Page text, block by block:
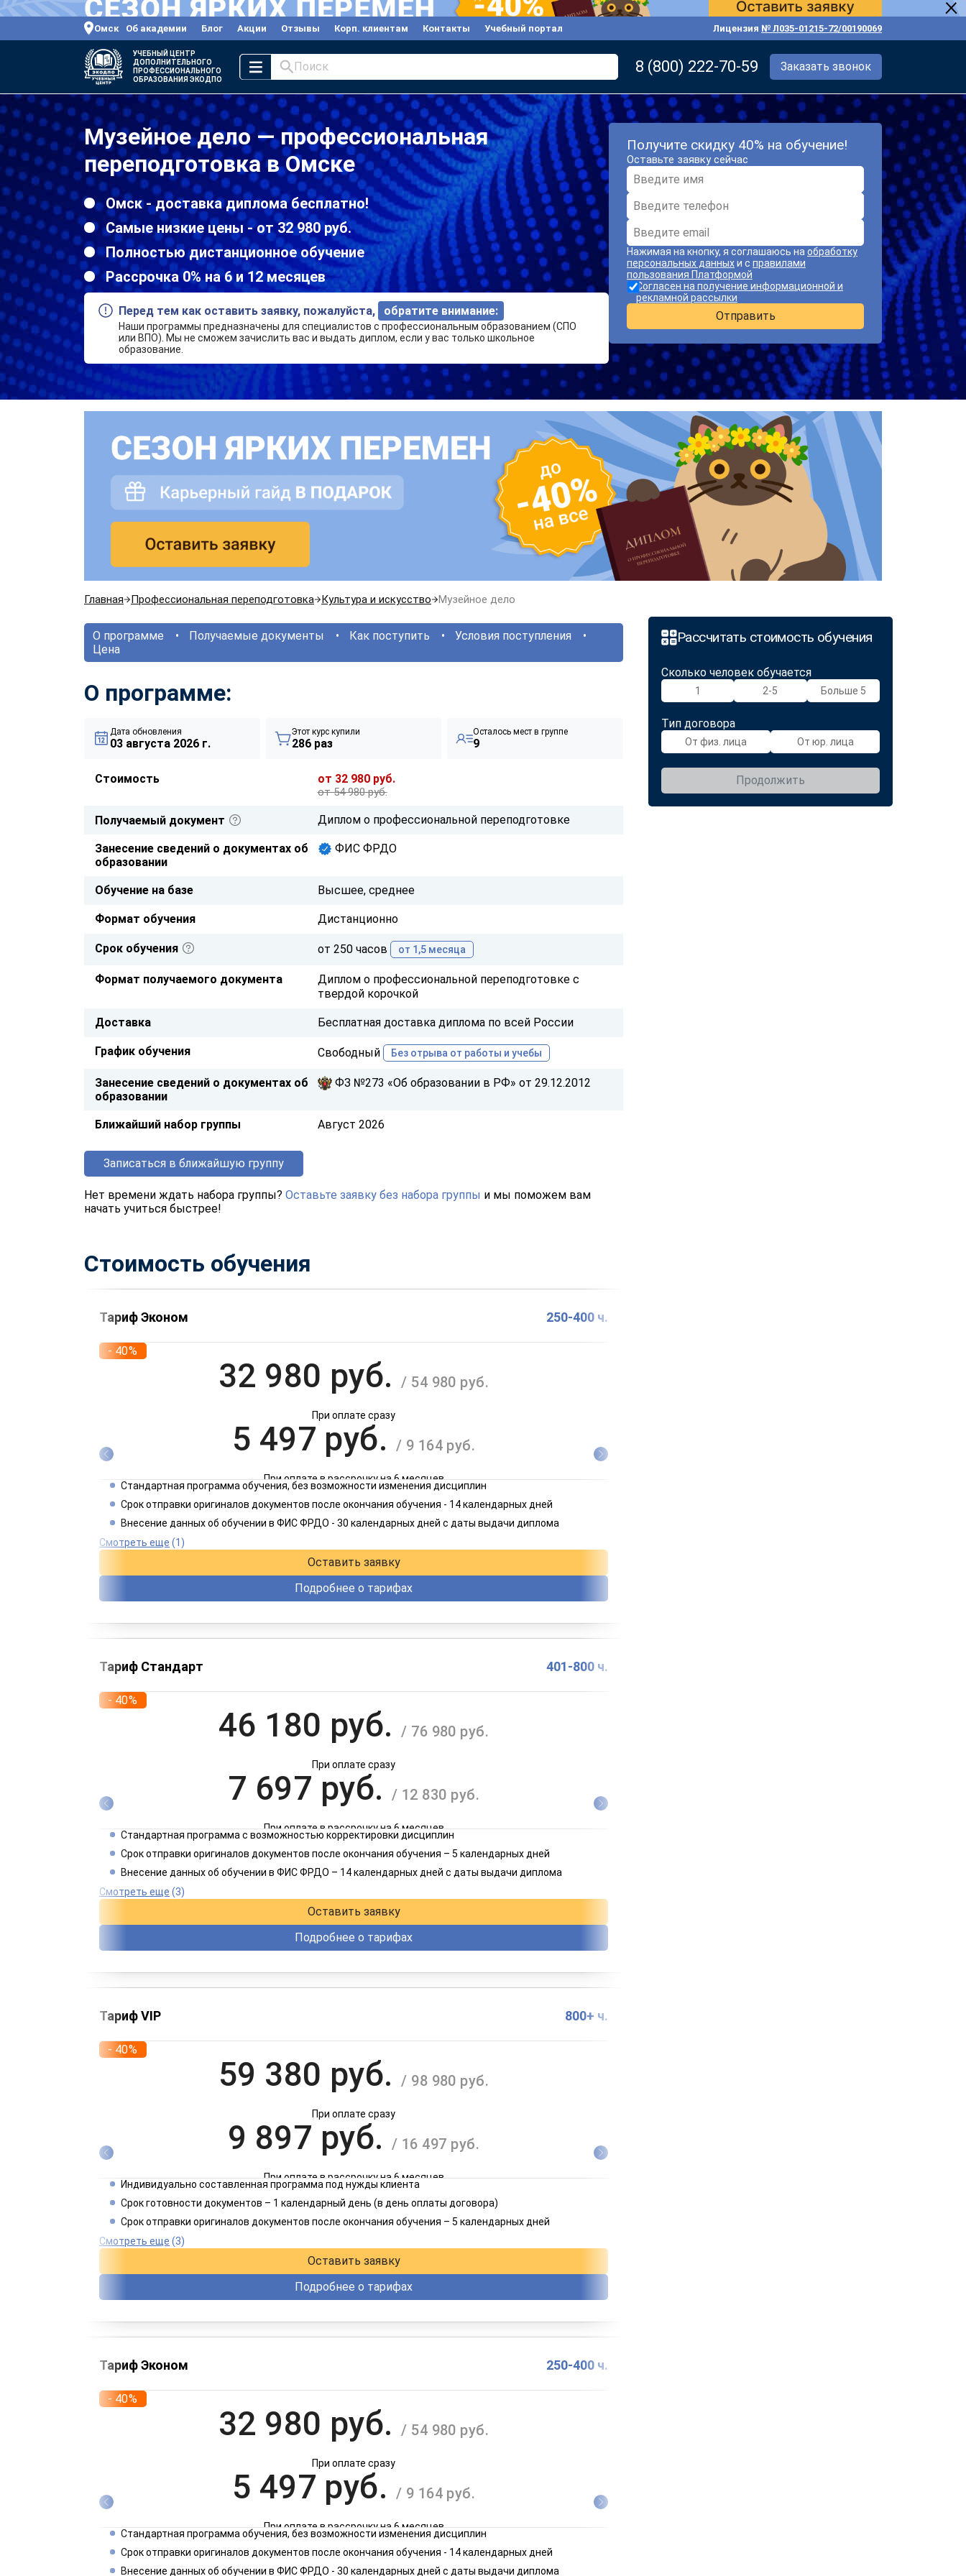
Омск Об академии Блог Акции Отзывы Корп. клиентам Контакты Учебный портал Лицензия № Л035-01215-72/00190069
УЧЕБНЫЙ ЦЕНТР
ДОПОЛНИТЕЛЬНОГО
ПРОФЕССИОНАЛЬНОГО
ОБРАЗОВАНИЯ ЭКОДПО
Поиск 8 (800) 222-70-59 Заказать звонок
Музейное дело — профессиональная
переподготовка в Омске
Омск - доставка диплома бесплатно!
Самые низкие цены - от 32 980 руб.
Полностью дистанционное обучение
Рассрочка 0% на 6 и 12 месяцев
Перед тем как оставить заявку, пожалуйста, обратите внимание:
Наши программы предназначены для специалистов с профессиональным образованием (СПО
или ВПО). Мы не сможем зачислить вас и выдать диплом, если у вас только школьное
образование.
Получите скидку 40% на обучение!
Оставьте заявку сейчас
Нажимая на кнопку, я соглашаюсь на обработку
персональных данныхи с правилами
пользования Платформой
Согласен на получение информационной и
рекламной рассылки
Отправить
Главная Профессиональная переподготовка Культура и искусство Музейное дело
Рассчитать стоимость обучения
Сколько человек обучается
1 2-5 Больше 5
Тип договора
От физ. лица От юр. лица
Продолжить
О программе Получаемые документы Как поступить
Условия поступления
Цена
О программе:
Дата обновления
03 августа 2026 г.
Этот курс купили
286 раз
Осталось мест в группе
9
Стоимость от 32 980 руб.
от 54 980 руб.
Получаемый документ Диплом о профессиональной переподготовке
Занесение сведений о документах об
образовании
ФИС ФРДО
Обучение на базе Высшее, среднее
Формат обучения Дистанционно
Срок обучения от 250 часов от 1,5 месяца
Формат получаемого документа
Диплом о профессиональной переподготовке с
твердой корочкой
Доставка Бесплатная доставка диплома по всей России
График обучения Свободный Без отрыва от работы и учебы
Занесение сведений о документах об
образовании
ФЗ №273 «Об образовании в РФ» от 29.12.2012
Ближайший набор группы Август 2026
Записаться в ближайшую группу
Нет времени ждать набора группы? Оставьте заявку без набора группы и мы поможем вам
начать учиться быстрее!
Стоимость обучения
Тариф Эконом 250-400 ч.
- 40%
32 980 руб./ 54 980 руб.
При оплате сразу
5 497 руб. / 9 164 руб.
При оплате в рассрочку на 6 месяцев
2 749 руб./ 4 582 руб.
Стандартная программа обучения, без возможности изменения дисциплин
Срок отправки оригиналов документов после окончания обучения - 14 календарных дней
Внесение данных об обучении в ФИС ФРДО - 30 календарных дней с даты выдачи диплома
Смотреть еще (1)
Оставить заявку
Подробнее о тарифах
Тариф Стандарт 401-800 ч.
- 40%
46 180 руб./ 76 980 руб.
При оплате сразу
7 697 руб./ 12 830 руб.
При оплате в рассрочку на 6 месяцев
3 849 руб./ 6 415 руб.
Стандартная программа с возможностью корректировки дисциплин
Срок отправки оригиналов документов после окончания обучения – 5 календарных дней
Внесение данных об обучении в ФИС ФРДО – 14 календарных дней с даты выдачи диплома
Смотреть еще (3)
Оставить заявку
Подробнее о тарифах
Тариф VIP 800+ ч.
- 40%
59 380 руб./ 98 980 руб.
При оплате сразу
9 897 руб./ 16 497 руб.
При оплате в рассрочку на 6 месяцев
4 949 руб./ 8 249 руб.
Индивидуально составленная программа под нужды клиента
Срок готовности документов – 1 календарный день (в день оплаты договора)
Срок отправки оригиналов документов после окончания обучения – 5 календарных дней
Смотреть еще (3)
Оставить заявку
Подробнее о тарифах
Тариф Эконом 250-400 ч.
- 40%
32 980 руб./ 54 980 руб.
При оплате сразу
5 497 руб. / 9 164 руб.
При оплате в рассрочку на 6 месяцев
2 749 руб./ 4 582 руб.
Стандартная программа обучения, без возможности изменения дисциплин
Срок отправки оригиналов документов после окончания обучения - 14 календарных дней
Внесение данных об обучении в ФИС ФРДО - 30 календарных дней с даты выдачи диплома